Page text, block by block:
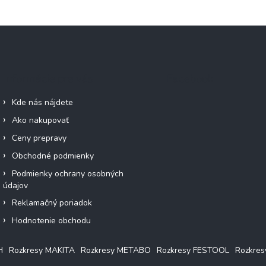
Kde nás nájdete
Ako nakupovať
Ceny prepravy
Obchodné podmienky
Podmienky ochrany osobných
údajov
Reklamačný poriadok
Hodnotenie obchodu
Rozkresy MAKITA Rozkresy METABO Rozkresy FESTOOL